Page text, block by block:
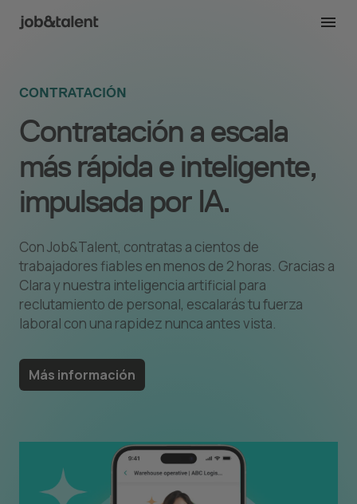
Contratación a escala
más rápida e inteligente,
impulsada por IA.
CONTRATACIÓN
Con Job&Talent, contratas a cientos de
trabajadores fiables en menos de 2 horas. Gracias a
Clara y nuestra inteligencia artificial para
reclutamiento de personal, escalarás tu fuerza
laboral con una rapidez nunca antes vista.
Más información